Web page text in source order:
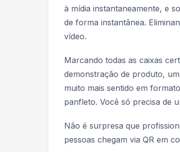
à mídia instantaneamente, e
de forma instantânea.
vídeo.
Marcando todas as caixas
demonstração de produto,
muito mais sentido em
panfleto. Você só precisa de
Não é surpresa que
pessoas chegam via QR em